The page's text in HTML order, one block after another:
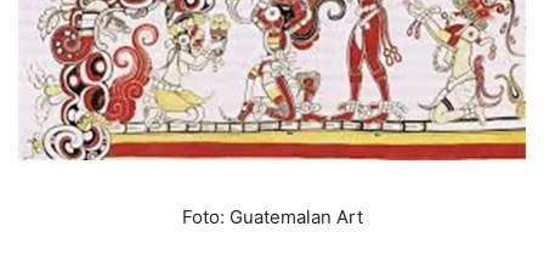
Foto: Guatemalan Art